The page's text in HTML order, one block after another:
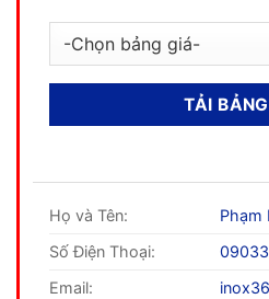
Họ và Tên:
Phạm
Số Điện Thoại:
Email: